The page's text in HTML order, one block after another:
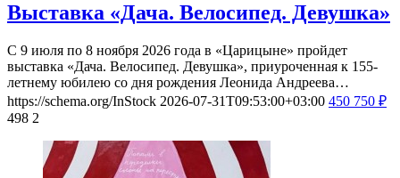
Выставка «Дача. Велосипед. Девушка»
С 9 июля по 8 ноября 2026 года в «Царицыне» пройдет
выставка «Дача. Велосипед. Девушка», приуроченная к 155-
летнему юбилею со дня рождения Леонида Андреева…
https://schema.org/InStock 2026-07-31T09:53:00+03:00 450 750 ₽
498 2